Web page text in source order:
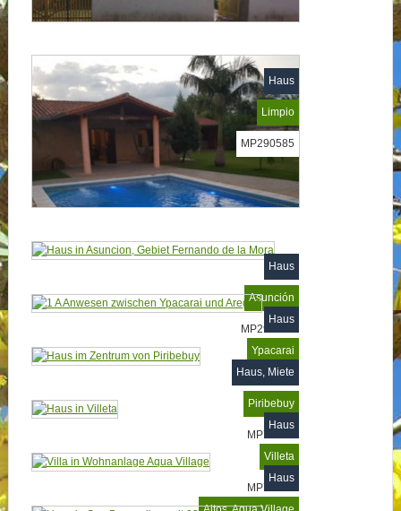
Haus
Limpio
MP290585
Haus
Asunción
MP290543
Haus
Ypacarai
MP94294
Haus, Miete
Piribebuy
MP76033
Haus
Villeta
MP76031
Haus